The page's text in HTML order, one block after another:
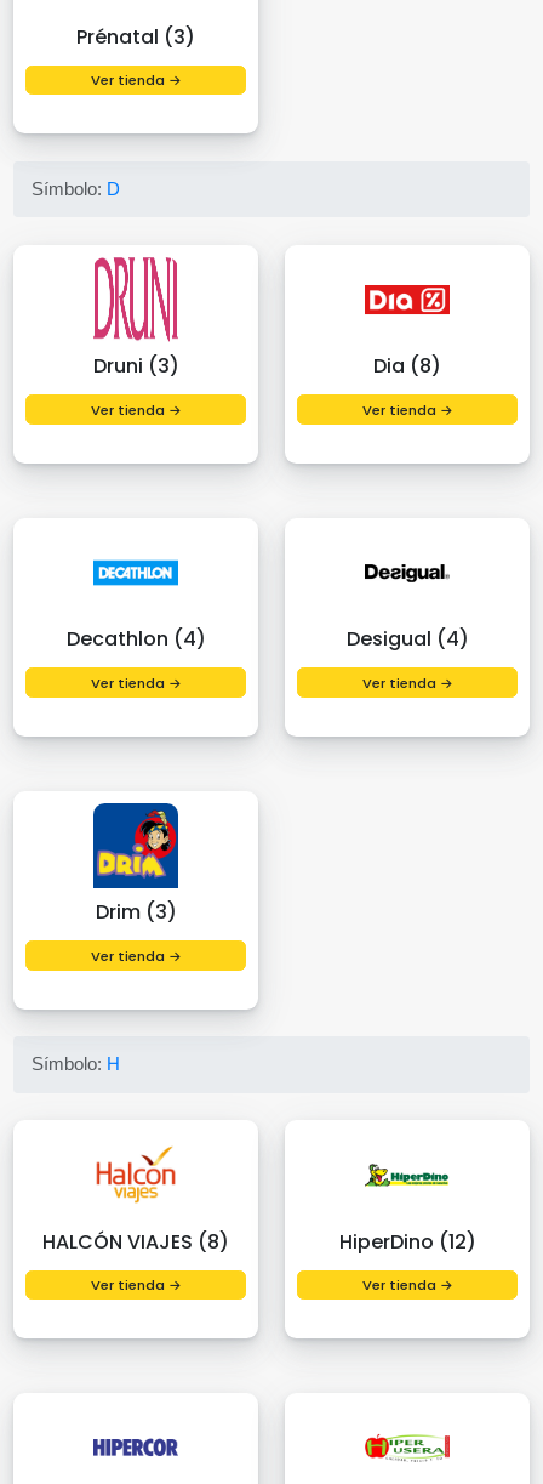
Prénatal (3)
Ver tienda →
Símbolo: D
Druni (3)
Ver tienda →
Dia (8)
Ver tienda →
Decathlon (4)
Ver tienda →
Desigual (4)
Ver tienda →
Drim (3)
Ver tienda →
Símbolo: H
HALCÓN VIAJES (8)
Ver tienda →
HiperDino (12)
Ver tienda →